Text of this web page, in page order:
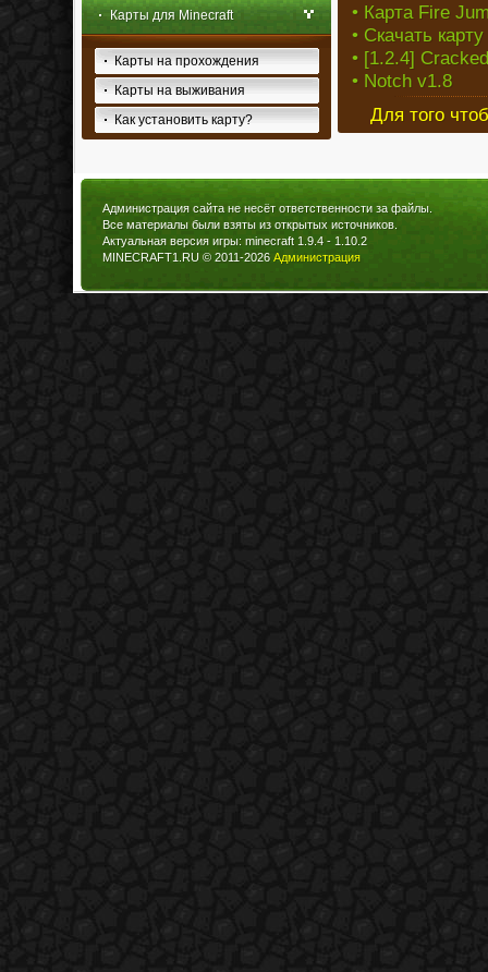
Карты для Minecraft
Карты на прохождения
Карты на выживания
Как установить карту?
• Карта Fire
• Скачать
• [1.2.4]
• Notch v1.8
Для того
Администрация сайта не несёт ответственности за файлы.
Все материалы были взяты из открытых источников.
Актуальная версия игры: minecraft 1.9.4 - 1.10.2
MINECRAFT1.RU © 2011-2026 Администрация